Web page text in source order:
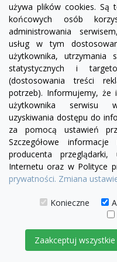
żółtyzielony
używa plików cookies. Są
końcowych osób
administrowania
usług w tym
użytkownika,
statystycznych i
(dostosowania treści
potrzeb). Informujemy, że
użytkownika serwisu
uzyskiwania dostępu do
za pomocą ustawień
Szczegółowe
producenta
Internetu oraz w Polityce
prywatności. Zmiana
Konieczne
Zaakceptuj wszystkie